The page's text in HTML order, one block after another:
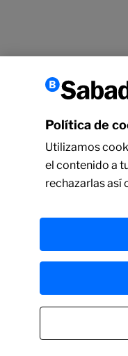
Política de
Utilizamos
el contenido a
rechazarlas así